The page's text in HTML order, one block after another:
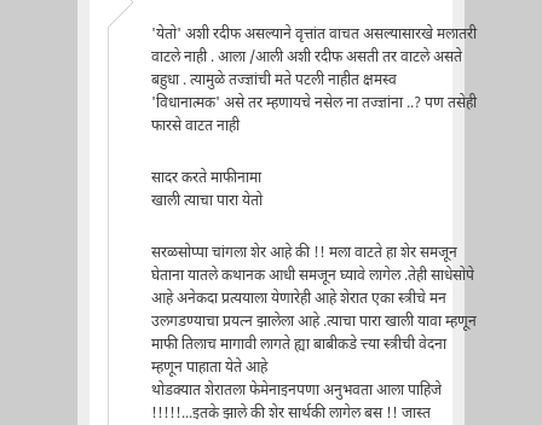
'येतो' अशी रदीफ असल्याने वृत्तांत वाचत असल्यासारखे मलातरी
वाटले नाही . आला /आली अशी रदीफ असती तर वाटले असते
बहुधा . त्यामुळे तज्ज्ञांची मते पटली नाहीत क्षमस्व
'विधानात्मक' असे तर म्हणायचे नसेल ना तज्ज्ञांना ..? पण तसेही
फारसे वाटत नाही
सादर करते माफीनामा
खाली त्याचा पारा येतो
सरळसोप्पा चांगला शेर आहे की !! मला वाटते हा शेर समजून
घेताना यातले कथानक आधी समजून घ्यावे लागेल .तेही साधेसोपे
आहे अनेकदा प्रत्ययाला येणारेही आहे शेरात एका स्त्रीचे मन
उलगडण्याचा प्रयत्न झालेला आहे .त्याचा पारा खाली यावा म्हणून
माफी तिलाच मागावी लागते ह्या बाबीकडे त्त्या स्त्रीची वेदना
म्हणून पाहाता येते आहे
थोडक्यात शेरातला फेमेनाइनपणा अनुभवता आला पाहिजे
!!!!!...इतके झाले की शेर सार्थकी लागेल बस !! जास्त